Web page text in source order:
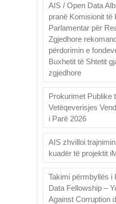
AIS / Open Data
pranë Komisionit të
Parlamentar për
Zgjedhore
përdorimin e
Buxhetit të Shtetit
zgjedhore
Prokurimet Publike
Vetëqeverisjes
i Parë 2026
AIS zhvilloi
kuadër të projektit
Takimi përmbyllës i
Data Fellowship –
Against Corruption